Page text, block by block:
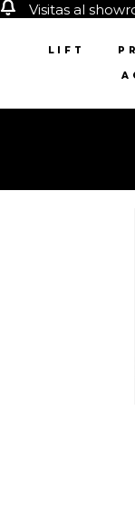
Visitas al
LIFT